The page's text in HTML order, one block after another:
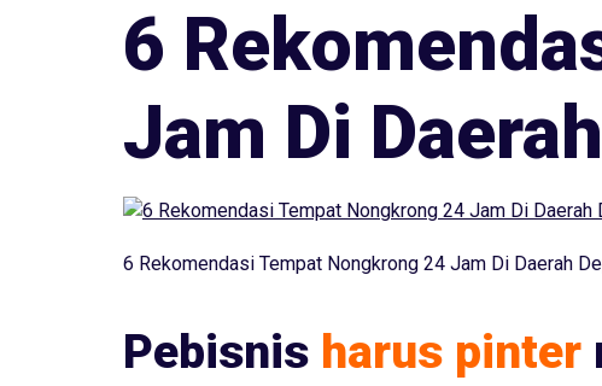
6
Jam Di
6 Rekomendasi Tempat Nongkrong 24 Jam Di Daerah
Pebisnis harus pinter